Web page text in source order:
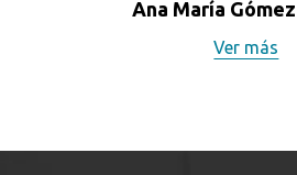
Ana María
Ver más